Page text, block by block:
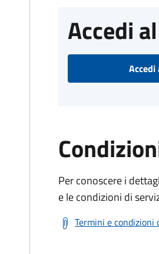
Accedi
Accedi
Per conoscere i
e le condizioni di
Termini e condizioni